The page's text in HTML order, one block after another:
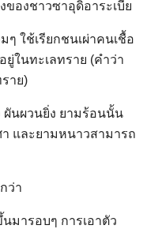
ของชาวซาอุดิอาระเบีย
ๆ ใช้เรียกชนเผ่าคนเชื้อ
ยู่ในทะเลทราย (คำว่า
าย)
ผันผวนยิ่ง ยามร้อนนั้น
และยามหนาวสามารถ
ว่า
ารอบๆ การเอาตัว